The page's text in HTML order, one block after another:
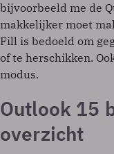
bijvoorbeeld me de
makkelijker moet
Fill is bedoeld om
of te herschikken.
modus.
Outlook 15
overzicht